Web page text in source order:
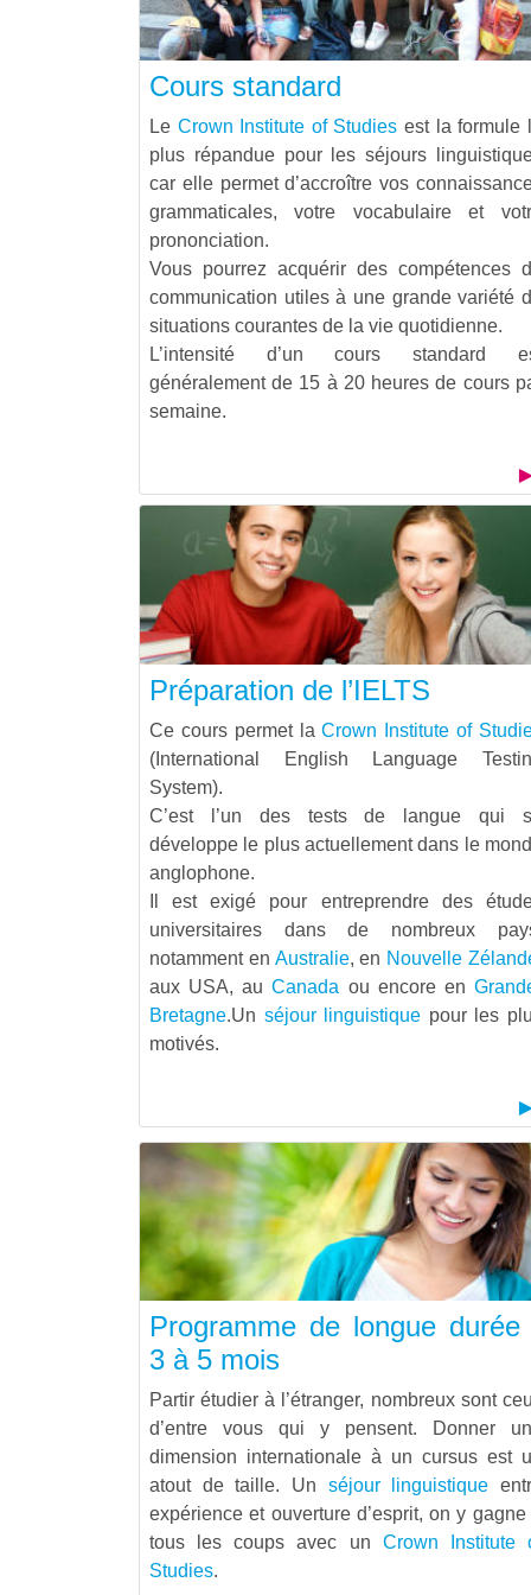
Cours standard
Le Crown Institute of Studies est la formule
plus répandue pour les séjours
car elle permet d’accroître vos
grammaticales, votre vocabulaire et
prononciation.
Vous pourrez acquérir des compétences
communication utiles à une grande variété
situations courantes de la vie quotidienne.
L’intensité d’un cours standard
généralement de 15 à 20 heures de cours
semaine.
Préparation de l’IELTS
Ce cours permet laCrown Institute of
(International English Language
System).
C’est l’un des tests de langue qui
développe le plus actuellement dans le
anglophone.
Il est exigé pour entreprendre des
universitaires dans de nombreux
notamment en Australie, en Nouvelle
aux USA, auCanada ou encore en
Bretagne.Un séjour linguistique pour les
motivés.
Programme de longue durée
3 à 5 mois
Partir étudier à l’étranger, nombreux sont
d’entre vous qui y pensent. Donner
dimension internationale à un cursus est
atout de taille. Un séjour linguistique
expérience et ouverture d’esprit, on y gagne
tous les coups avec un Crown Institute
Studies.